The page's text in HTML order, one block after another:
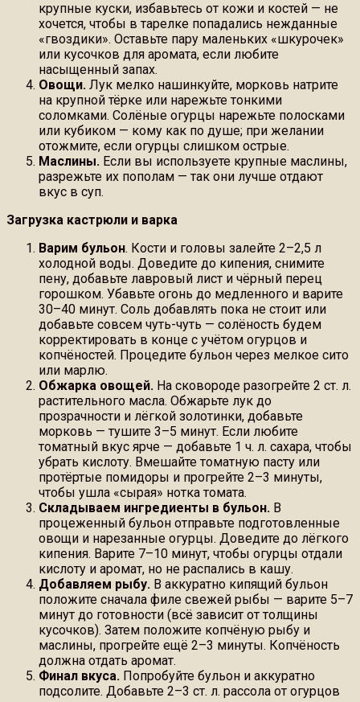
крупные куски, избавьтесь от кожи и костей — не
хочется, чтобы в тарелке попадались нежданные
«гвоздики». Оставьте пару маленьких «шкурочек»
или кусочков для аромата, если любите
насыщенный запах.
Овощи. Лук мелко нашинкуйте, морковь натрите
на крупной тёрке или нарежьте тонкими
соломками. Солёные огурцы нарежьте полосками
или кубиком — кому как по душе; при желании
отожмите, если огурцы слишком острые.
Маслины. Если вы используете крупные маслины,
разрежьте их пополам — так они лучше отдают
вкус в суп.
Загрузка кастрюли и варка
Варим бульон. Кости и головы залейте 2–2,5 л
холодной воды. Доведите до кипения, снимите
пену, добавьте лавровый лист и чёрный перец
горошком. Убавьте огонь до медленного и варите
30–40 минут. Соль добавлять пока не стоит или
добавьте совсем чуть-чуть — солёность будем
корректировать в конце с учётом огурцов и
копчёностей. Процедите бульон через мелкое сито
или марлю.
Обжарка овощей. На сковороде разогрейте 2 ст. л.
растительного масла. Обжарьте лук до
прозрачности и лёгкой золотинки, добавьте
морковь — тушите 3–5 минут. Если любите
томатный вкус ярче — добавьте 1 ч. л. сахара, чтобы
убрать кислоту. Вмешайте томатную пасту или
протёртые помидоры и прогрейте 2–3 минуты,
чтобы ушла «сырая» нотка томата.
Складываем ингредиенты в бульон. В
процеженный бульон отправьте подготовленные
овощи и нарезанные огурцы. Доведите до лёгкого
кипения. Варите 7–10 минут, чтобы огурцы отдали
кислоту и аромат, но не распались в кашу.
Добавляем рыбу. В аккуратно кипящий бульон
положите сначала филе свежей рыбы — варите 5–7
минут до готовности (всё зависит от толщины
кусочков). Затем положите копчёную рыбу и
маслины, прогрейте ещё 2–3 минуты. Копчёность
должна отдать аромат.
Финал вкуса. Попробуйте бульон и аккуратно
подсолите. Добавьте 2–3 ст. л. рассола от огурцов